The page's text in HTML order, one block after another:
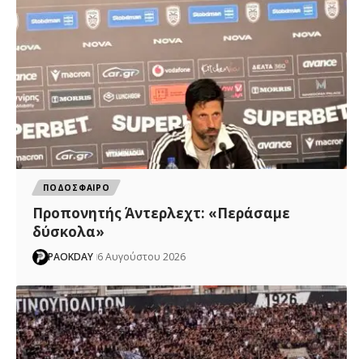
ΠΟΔΟΣΦΑΙΡΟ
Προπονητής Άντερλεχτ: «Περάσαμε
δύσκολα»
PAOKDAY 6 Αυγούστου 2026